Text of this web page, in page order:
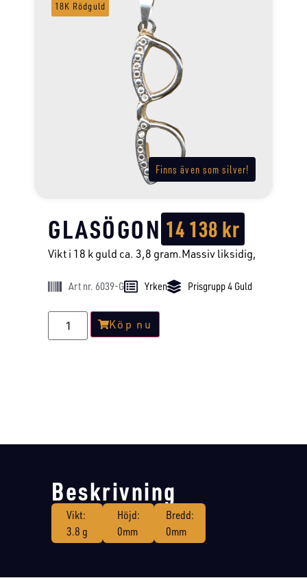
Finns även som silver!
18K Rödguld
GLASÖGON 14 138kr
Vikt i 18 k guld ca. 3,8 gram.Massiv liksidig,
Art nr. 6039-G Yrken Prisgrupp 4 Guld
Köp nu
Beskrivning
Vikt:
3.8 g
Höjd:
0mm
Bredd:
0mm